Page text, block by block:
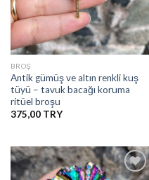
BROŞ
Antik gümüş ve altın renkli kuş
tüyü – tavuk bacağı koruma
ritüel broşu
375,00